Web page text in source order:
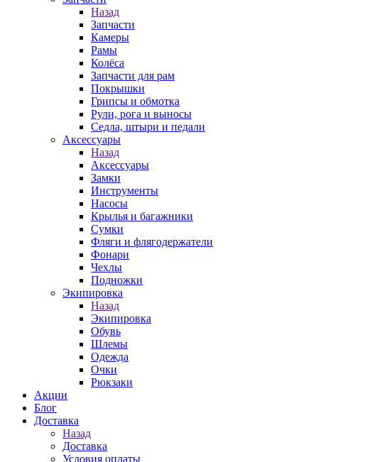
Назад
Запчасти
Камеры
Рамы
Колёса
Запчасти для рам
Покрышки
Грипсы и обмотка
Рули, рога и выносы
Седла, штыри и педали
Аксессуары
Назад
Аксессуары
Замки
Инструменты
Насосы
Крылья и багажники
Сумки
Фляги и флягодержатели
Фонари
Чехлы
Подножки
Экипировка
Назад
Экипировка
Обувь
Шлемы
Одежда
Очки
Рюкзаки
Акции
Блог
Доставка
Назад
Доставка
Условия оплаты